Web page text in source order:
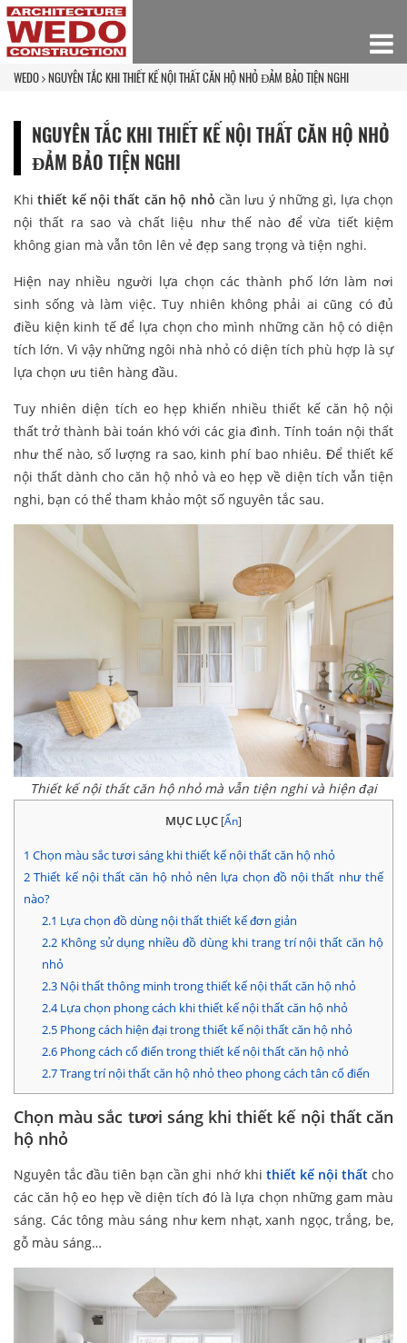
WEDO NGUYÊN TẮC KHI THIẾT KẾ NỘI THẤT CĂN HỘ NHỎ ĐẢM BẢO TIỆN NGHI
NGUYÊN TẮC KHI THIẾT KẾ NỘI THẤT CĂN HỘ NHỎ
ĐẢM BẢO TIỆN NGHI
Khithiết kế nội thất căn hộ nhỏ cần lưu ý những gì, lựa chọn
nội thất ra sao và chất liệu như thế nào để vừa tiết kiệm
không gian mà vẫn tôn lên vẻ đẹp sang trọng và tiện nghi.
Hiện nay nhiều người lựa chọn các thành phố lớn làm nơi
sinh sống và làm việc. Tuy nhiên không phải ai cũng có đủ
điều kiện kinh tế để lựa chọn cho mình những căn hộ có diện
tích lớn. Vì vậy những ngôi nhà nhỏ có diện tích phù hợp là sự
lựa chọn ưu tiên hàng đầu.
Tuy nhiên diện tích eo hẹp khiến nhiều thiết kế căn hộ nội
thất trở thành bài toán khó với các gia đình. Tính toán nội thất
như thế nào, số lượng ra sao, kinh phí bao nhiêu. Để thiết kế
nội thất dành cho căn hộ nhỏ và eo hẹp về diện tích vẫn tiện
nghi, bạn có thể tham khảo một số nguyên tắc sau.
Thiết kế nội thất căn hộ nhỏ mà vẫn tiện nghi và hiện đại
MỤC LỤC [Ẩn]
1 Chọn màu sắc tươi sáng khi thiết kế nội thất căn hộ nhỏ
2 Thiết kế nội thất căn hộ nhỏ nên lựa chọn đồ nội thất như thế
nào?
2.1 Lựa chọn đồ dùng nội thất thiết kế đơn giản
2.2Không sử dụng nhiều đồ dùng khi trang trí nội thất căn hộ
nhỏ
2.3Nội thất thông minh trong thiết kế nội thất căn hộ nhỏ
2.4Lựa chọn phong cách khi thiết kế nội thất căn hộ nhỏ
2.5Phong cách hiện đại trong thiết kế nội thất căn hộ nhỏ
2.6Phong cách cổ điển trong thiết kế nội thất căn hộ nhỏ
2.7Trang trí nội thất căn hộ nhỏ theo phong cách tân cổ điển
Chọn màu sắc tươi sáng khi thiết kế nội thất căn
hộ nhỏ
Nguyên tắc đầu tiên bạn cần ghi nhớ khi thiết kế nội thấtcho
các căn hộ eo hẹp về diện tích đó là lựa chọn những gam màu
sáng. Các tông màu sáng như kem nhạt, xanh ngọc, trắng, be,
gỗ màu sáng…